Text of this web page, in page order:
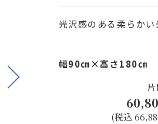
Next
光沢感のある柔らかい
幅90㎝×高さ180㎝
片
(税込